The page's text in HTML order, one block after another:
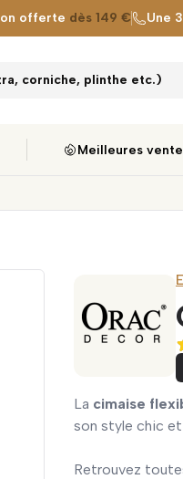
offerte dès 149 € Une
corniche, plinthe etc.)
Meilleures
La cimaise
son style chic
Retrouvez